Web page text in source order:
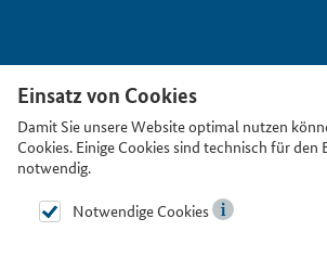
Einsatz von Cookies
Damit Sie unsere Website optimal nutzen
Cookies. Einige Cookies sind technisch für den
notwendig.
Notwendige Cookies